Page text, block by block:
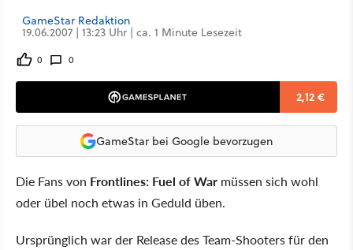
GameStar Redaktion
19.06.2007 | 13:23 Uhr | ca. 1 Minute Lesezeit
0 0
2,12 €
GameStar bei Google bevorzugen
Die Fans von Frontlines: Fuel of War müssen sich wohl
oder übel noch etwas in Geduld üben.
Ursprünglich war der Release des Team-Shooters für den